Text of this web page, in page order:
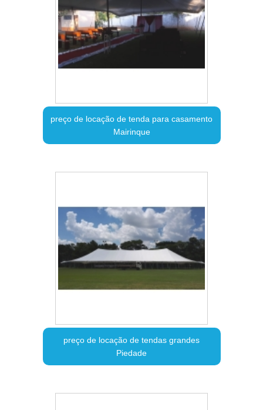
preço de locação de tenda para casamento
Mairinque
preço de locação de tendas grandes
Piedade